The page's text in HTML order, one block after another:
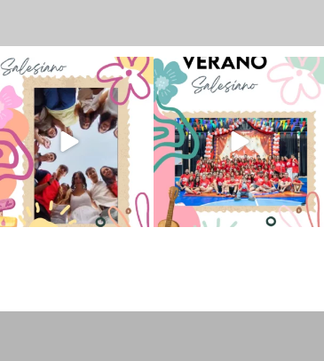
Superestrella!! 🌟 La música
invade el Campamento ...
6 0
La Orotava ha disfrutado a lo
grande de su
66 1